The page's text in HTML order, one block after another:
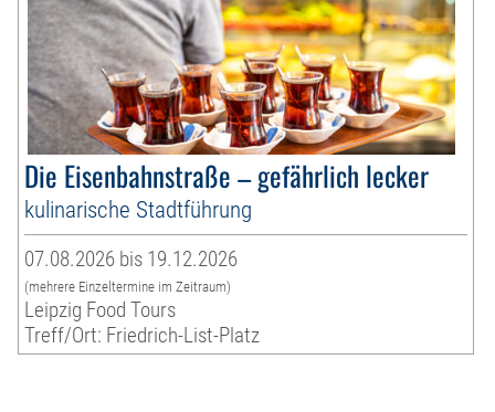
Die Eisenbahnstraße – gefährlich lecker
kulinarische Stadtführung
07.08.2026 bis 19.12.2026
(mehrere Einzeltermine im Zeitraum)
Leipzig Food Tours
Treff/Ort: Friedrich-List-Platz